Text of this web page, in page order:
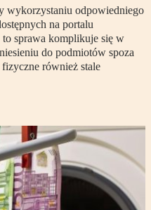
wykorzystaniu odpowiedniego
na portalu
sprawa komplikuje się w
do podmiotów spoza
również stale